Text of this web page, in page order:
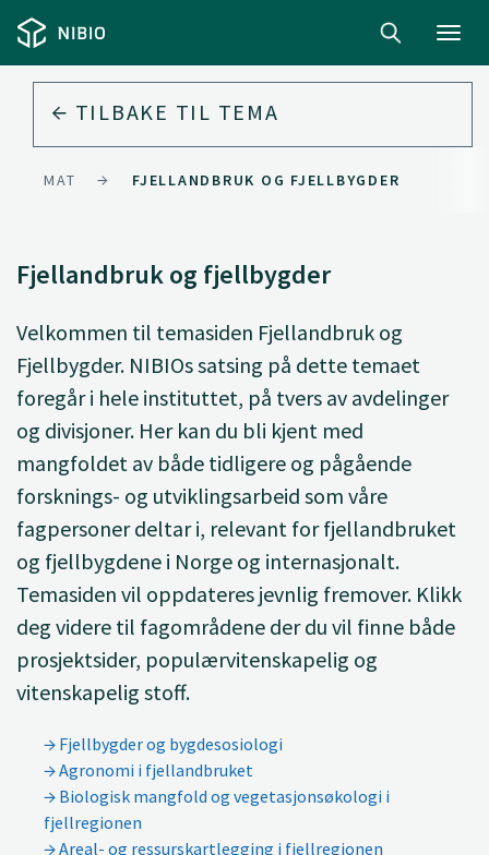
TILBAKE TIL TEMA
MAT FJELLANDBRUK OG FJELLBYGDER
Fjellandbruk og fjellbygder
Velkommen til temasiden Fjellandbruk og
Fjellbygder. NIBIOs satsing på dette temaet
foregår i hele instituttet, på tvers av avdelinger
og divisjoner. Her kan du bli kjent med
mangfoldet av både tidligere og pågående
forsknings- og utviklingsarbeid som våre
fagpersoner deltar i, relevant for fjellandbruket
og fjellbygdene i Norge og internasjonalt.
Temasiden vil oppdateres jevnlig fremover. Klikk
deg videre til fagområdene der du vil finne både
prosjektsider, populærvitenskapelig og
vitenskapelig stoff.
Fjellbygder og bygdesosiologi
Agronomi i fjellandbruket
Biologisk mangfold og vegetasjonsøkologi i
fjellregionen
Areal- og ressurskartlegging i fjellregionen